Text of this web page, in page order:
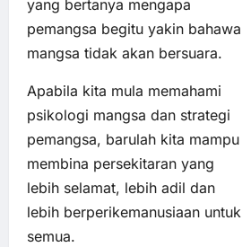
yang bertanya mengapa
pemangsa begitu yakin bahawa
mangsa tidak akan bersuara.
Apabila kita mula memahami
psikologi mangsa dan strategi
pemangsa, barulah kita mampu
membina persekitaran yang
lebih selamat, lebih adil dan
lebih berperikemanusiaan untuk
semua.